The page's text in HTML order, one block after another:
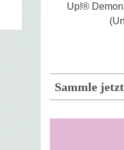
Up!®
Sammle